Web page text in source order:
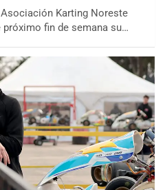
Karting Noreste
fin de semana su…